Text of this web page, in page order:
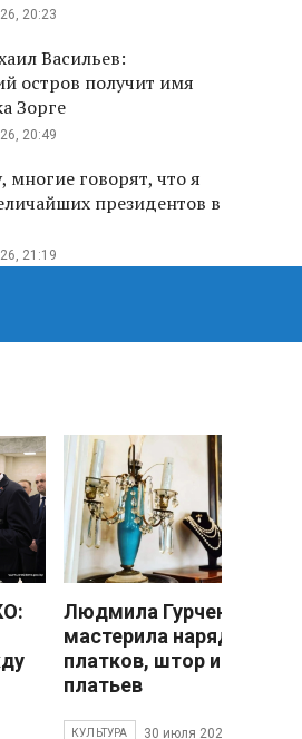
20:23
Васильев:
остров получит имя
Зорге
20:49
говорят, что я
президентов в
21:19
Людмила Гурченко
мастерила наряды из
платков, штор и детских
платьев
КУЛЬТУРА 30 июля 2026